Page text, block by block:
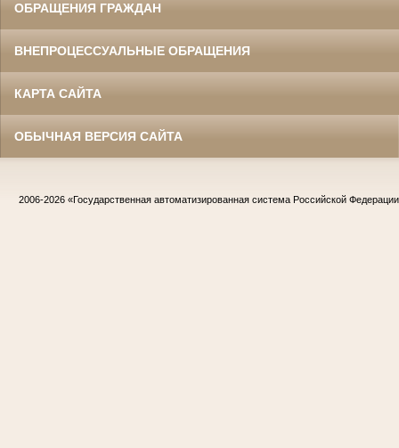
ОБРАЩЕНИЯ ГРАЖДАН
ВНЕПРОЦЕССУАЛЬНЫЕ ОБРАЩЕНИЯ
КАРТА САЙТА
ОБЫЧНАЯ ВЕРСИЯ САЙТА
2006-2026 «Государственная автоматизированная система Российской